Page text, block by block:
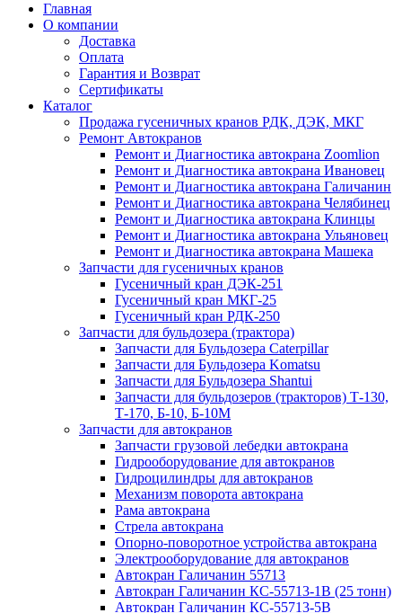
Главная
О компании
Доставка
Оплата
Гарантия и Возврат
Сертификаты
Каталог
Продажа гусеничных кранов РДК, ДЭК, МКГ
Ремонт Автокранов
Ремонт и Диагностика автокрана Zoomlion
Ремонт и Диагностика автокрана Ивановец
Ремонт и Диагностика автокрана Галичанин
Ремонт и Диагностика автокрана Челябинец
Ремонт и Диагностика автокрана Клинцы
Ремонт и Диагностика автокрана Ульяновец
Ремонт и Диагностика автокрана Машека
Запчасти для гусеничных кранов
Гусеничный кран ДЭК-251
Гусеничный кран МКГ-25
Гусеничный кран РДК-250
Запчасти для бульдозера (трактора)
Запчасти для Бульдозера Caterpillar
Запчасти для Бульдозера Komatsu
Запчасти для Бульдозера Shantui
Запчасти для бульдозеров (тракторов) Т-130,
Т-170, Б-10, Б-10М
Запчасти для автокранов
Запчасти грузовой лебедки автокрана
Гидрооборудование для автокранов
Гидроцилиндры для автокранов
Механизм поворота автокрана
Рама автокрана
Стрела автокрана
Опорно-поворотное устройства автокрана
Электрооборудование для автокранов
Автокран Галичанин 55713
Автокран Галичанин КС-55713-1В (25 тонн)
Автокран Галичанин КС-55713-5В